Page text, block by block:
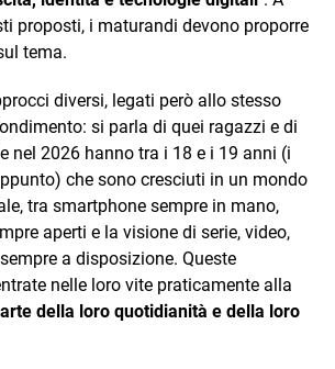
proposti, i maturandi devono proporre
tema.
diversi, legati però allo stesso
si parla di quei ragazzi e di
nel 2026 hanno tra i 18 e i 19 anni (i
che sono cresciuti in un mondo
tra smartphone sempre in mano,
aperti e la visione di serie, video,
a disposizione. Queste
nelle loro vite praticamente alla
della loro quotidianità e della loro